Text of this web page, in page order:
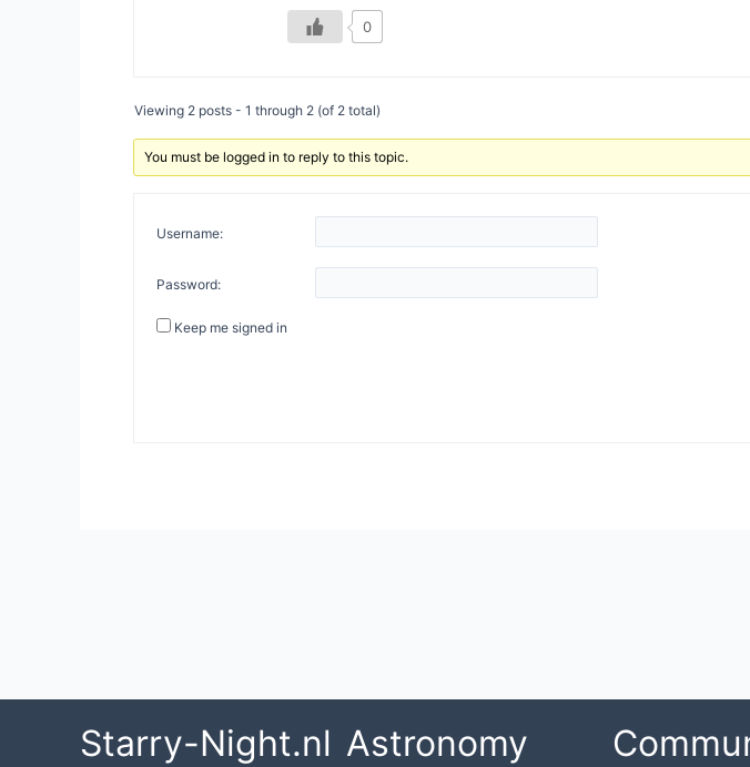
0
Viewing 2 posts - 1 through 2 (of 2 total)
You must be logged in to reply to this topic.
Username:
Password:
Keep me signed in
Starry-Night.nl Astronomy